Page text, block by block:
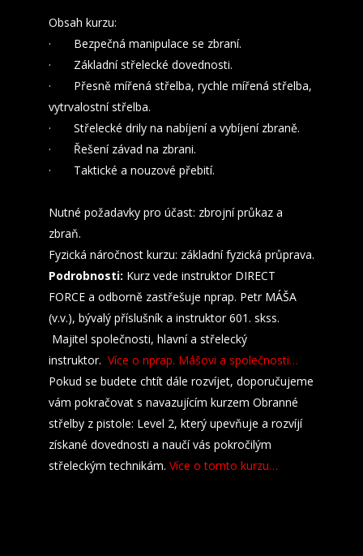
Obsah kurzu:
· Bezpečná manipulace se zbraní.
· Základní střelecké dovednosti.
· Přesně mířená střelba, rychle mířená střelba,
vytrvalostní střelba.
· Střelecké drily na nabíjení a vybíjení zbraně.
· Řešení závad na zbrani.
· Taktické a nouzové přebití.
Nutné požadavky pro účast: zbrojní průkaz a
zbraň.
Fyzická náročnost kurzu: základní fyzická průprava.
Podrobnosti: Kurz vede instruktor DIRECT
FORCE a odborně zastřešuje nprap. Petr MÁŠA
(v.v.), bývalý příslušník a instruktor 601. skss.
Majitel společnosti, hlavní a střelecký
instruktor. Více o nprap. Mášovi a společnosti…
Pokud se budete chtít dále rozvíjet, doporučujeme
vám pokračovat s navazujícím kurzem Obranné
střelby z pistole: Level 2, který upevňuje a rozvíjí
získané dovednosti a naučí vás pokročilým
střeleckým technikám. Více o tomto kurzu…